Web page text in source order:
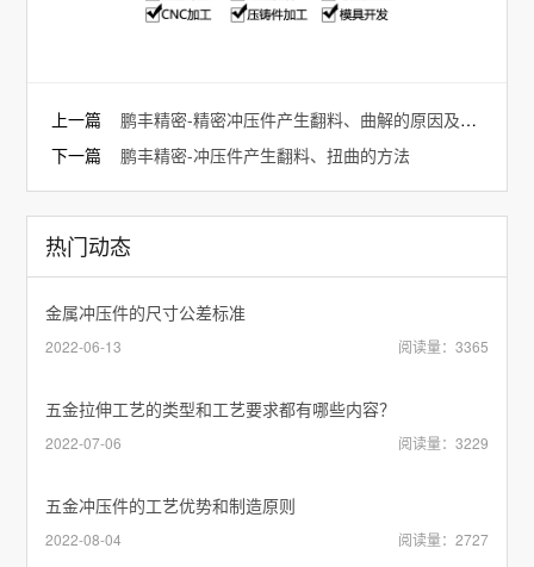
上一篇鹏丰精密-精密冲压件产生翻料、曲解的原因及处理方法
下一篇鹏丰精密-冲压件产生翻料、扭曲的方法
热门动态
金属冲压件的尺寸公差标准
2022-06-13 阅读量：3365
五金拉伸工艺的类型和工艺要求都有哪些内容？
2022-07-06 阅读量：3229
五金冲压件的工艺优势和制造原则
2022-08-04 阅读量：2727